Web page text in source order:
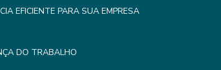
EFICIENTE PARA SUA EMPRESA
DO TRABALHO